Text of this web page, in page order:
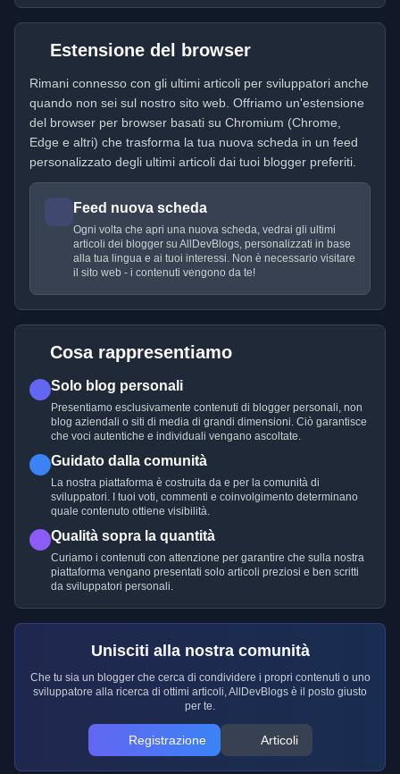
Estensione del browser
Rimani connesso con gli ultimi articoli per sviluppatori anche
quando non sei sul nostro sito web. Offriamo un'estensione
del browser per browser basati su Chromium (Chrome,
Edge e altri) che trasforma la tua nuova scheda in un feed
personalizzato degli ultimi articoli dai tuoi blogger preferiti.
Feed nuova scheda
Ogni volta che apri una nuova scheda, vedrai gli ultimi
articoli dei blogger su AllDevBlogs, personalizzati in base
alla tua lingua e ai tuoi interessi. Non è necessario visitare
il sito web - i contenuti vengono da te!
Cosa rappresentiamo
Solo blog personali
Presentiamo esclusivamente contenuti di blogger personali, non
blog aziendali o siti di media di grandi dimensioni. Ciò garantisce
che voci autentiche e individuali vengano ascoltate.
Guidato dalla comunità
La nostra piattaforma è costruita da e per la comunità di
sviluppatori. I tuoi voti, commenti e coinvolgimento determinano
quale contenuto ottiene visibilità.
Qualità sopra la quantità
Curiamo i contenuti con attenzione per garantire che sulla nostra
piattaforma vengano presentati solo articoli preziosi e ben scritti
da sviluppatori personali.
Unisciti alla nostra comunità
Che tu sia un blogger che cerca di condividere i propri contenuti o uno
sviluppatore alla ricerca di ottimi articoli, AllDevBlogs è il posto giusto
per te.
Registrazione Articoli